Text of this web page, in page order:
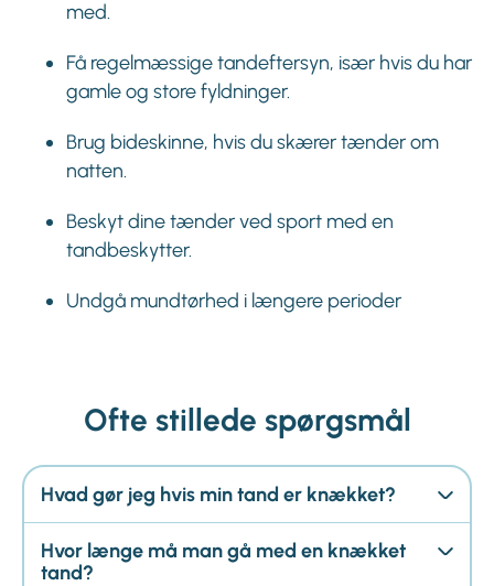
med.
Få regelmæssige tandeftersyn, især hvis du har
gamle og store fyldninger.
Brug bideskinne, hvis du skærer tænder om
natten.
Beskyt dine tænder ved sport med en
tandbeskytter.
Undgå mundtørhed i længere perioder
Ofte stillede spørgsmål
Hvad gør jeg hvis min tand er knækket?
Hvor længe må man gå med en knækket
tand?